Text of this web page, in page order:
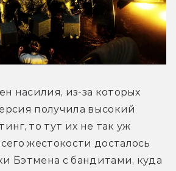
насилия, из-за которых
получила высокий
то тут их не так уж
жестокости досталось
Бэтмена с бандитами, куда